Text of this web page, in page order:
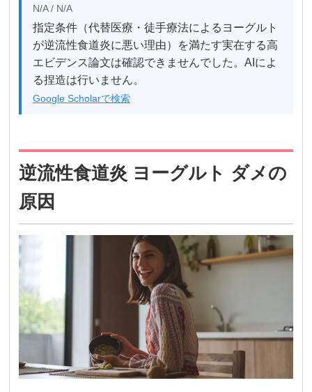
N/A / N/A
指定条件（代替医療・徒手療法によるヨーグルト
が逆流性食道炎に悪い理由）を満たす実在する高
エビデンス論文は確認できませんでした。AIによ
る捏造は行いません。
Google Scholarで検索
逆流性食道炎 ヨーグルト ダメの
原因